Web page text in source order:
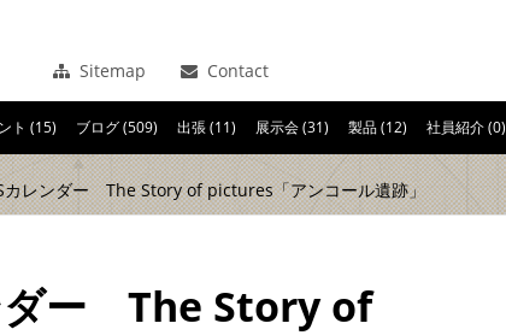
Sitemap Contact
ト (15) ブログ (509) 出張 (11) 展示会 (31) 製品 (12) 社員紹介 (0)
カレンダー The Story of pictures「アンコール遺跡」
ダー The Story of